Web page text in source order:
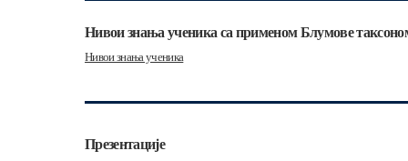
Нивои знања ученика са применом Блумове
Нивои знања ученика
Презентације